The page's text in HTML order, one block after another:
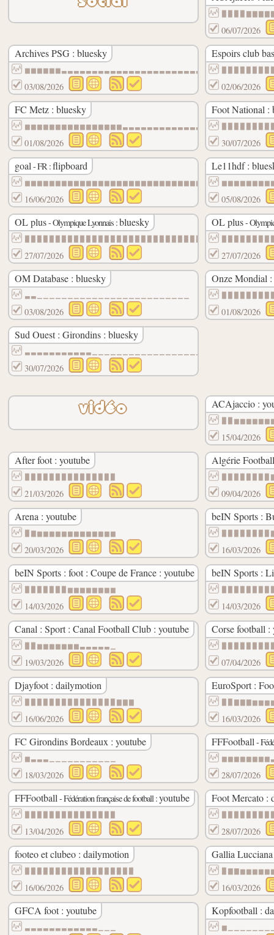
06/07/2026
Archives PSG : bluesky
▆▆▆▆▆▆▃▃▃▃▃▃▃▃▃▃▃▃▃▃▃▃▃▃▃▃▃▃▃▃
03/08/2026
Espoirs club
02/06/2026
FC Metz : bluesky
▆▆▆▆▆▆▆▆▆▆▆▆▆▆▆▆▃▃▃▃▃▃▃▃▃▃▃▃▃▃
01/08/2026
Foot National :
30/07/2026
goal - FR :flipboard
▆▆▆▆▆▆▆▆▆▆▆▆▆▆▆▆▆▆▆▆▆▆▆▆▆▆▆▆▆▆
16/06/2026
Le11hdf :
05/08/2026
OL plus- Olympique Lyonnais :bluesky
27/07/2026
OL plus-
27/07/2026
OM Database : bluesky
▃▃▁▁▁▁▁▁▁▁▁▁▁▁▁▁▁▁▁▁▁▁▁▁▁▁▁
03/08/2026
Onze Mondial
01/08/2026
Sud Ouest : Girondins : bluesky
▃▃▃▃▃▃▃▃▃▃▃▁▁▁▁▁▁▁▁▁▁▁▁▁▁▁▁▁▁▁
30/07/2026
vidéo ACAjaccio :
15/04/2026
After foot : youtube
21/03/2026
Algérie
09/04/2026
Arena : youtube
▉▇▆▆▆▆▆▆▆▆▆▆▆▆▆
20/03/2026
beIN Sports :
16/03/2026
beIN Sports : foot : Coupe de France : youtube
▉▉▉▉▉▉▉▆▆▆▆▆▆▆▆
14/03/2026
beIN Sports :
14/03/2026
Canal : Sport : Canal Football Club : youtube
▉▉▆▆▆▆▆▆▆▃▃▃▃▃▁
19/03/2026
Corse football :
07/04/2026
Djayfoot : dailymotion
▉▉▉▉▉▉▉▉▉▉▉▉▉▉▉▇▇▇
16/06/2026
EuroSport :
16/03/2026
FC Girondins Bordeaux : youtube
▆▃▃▃▁▁▁▁▁▁▁▁▁▁▁
18/03/2026
FFFootball -
28/07/2026
FFFootball - Fédération française de football :youtube
13/04/2026
Foot Mercato :
28/07/2026
footeo et clubeo : dailymotion
16/06/2026
Gallia
16/03/2026
GFCA foot : youtube
▃▃▃▃▃▃▃▃▃▃▃▃▁▁▁
Kopfootball :